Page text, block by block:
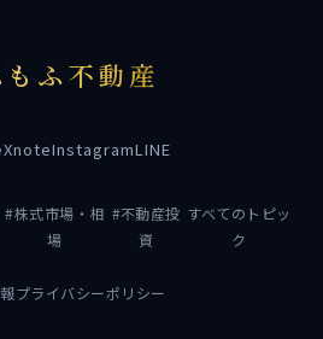
もふ不動産
XnoteInstagramLINE
#株式市場・相
場
#不動産投
資
すべてのトピッ
ク
プライバシーポリシー